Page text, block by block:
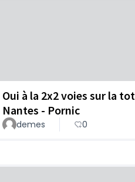
Oui à la 2x2 voies sur la
Nantes - Pornic
demes 0